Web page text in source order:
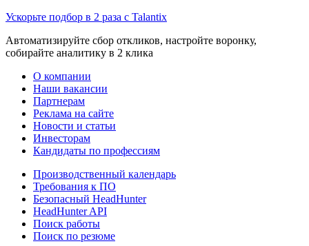
Ускорьте подбор в 2 раза с Talantix
Автоматизируйте сбор откликов, настройте воронку,
собирайте аналитику в 2 клика
О компании
Наши вакансии
Партнерам
Реклама на сайте
Новости и статьи
Инвесторам
Кандидаты по профессиям
Производственный календарь
Требования к ПО
Безопасный HeadHunter
HeadHunter API
Поиск работы
Поиск по резюме